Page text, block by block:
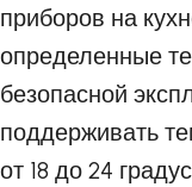
приборов на
определенные
безопасной
поддерживать
от 18 до 24